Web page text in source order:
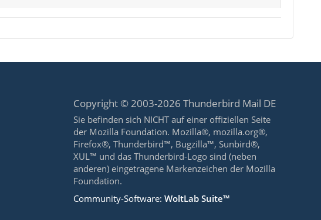
Copyright © 2003-2026 Thunderbird Mail DE
Sie befinden sich NICHT auf einer offiziellen Seite
der Mozilla Foundation. Mozilla®, mozilla.org®,
Firefox®, Thunderbird™, Bugzilla™, Sunbird®,
XUL™ und das Thunderbird-Logo sind (neben
anderen) eingetragene Markenzeichen der Mozilla
Foundation.
Community-Software:WoltLab Suite™